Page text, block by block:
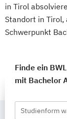
in Tirol
Standort in Tirol,
Schwerpunkt
Finde ein
mit Bachelor
Studienform